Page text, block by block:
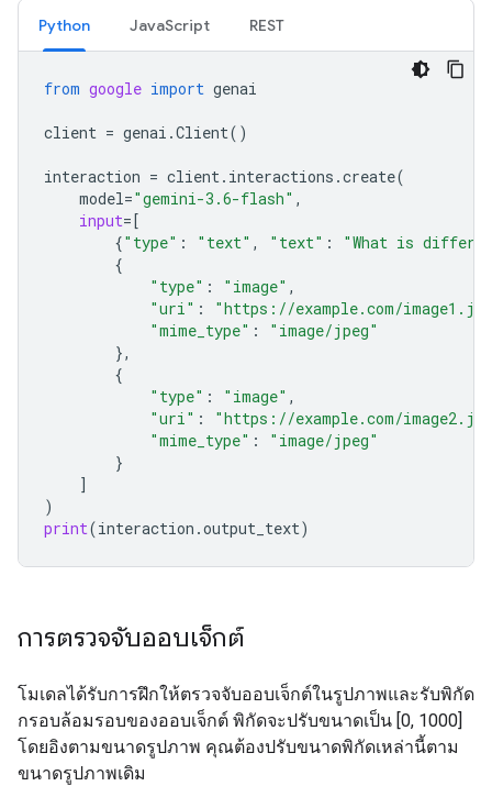
Python JavaScript REST
from google import genai
client = genai .Client()
interaction = client. interactions .create(
model="gemini-3.6-flash" ,
input=[
{"type" : "text" , "text" :
"What is
{
"type" : "image" ,
"uri" :
"https://example.com/
"mime_type" :
"image/jpeg"
},
{
"type" : "image" ,
"uri" :
"https://example.com/
"mime_type" :
"image/jpeg"
}
]
)
print(interaction .output_text)
การตรวจจับออบเจ็กต์
โมเดลได้รับการฝึกให้ตรวจจับออบเจ็กต์ในรูปภาพและรับพิกัด
กรอบล้อมรอบของออบเจ็กต์ พิกัดจะปรับขนาดเป็น [0, 1000]
โดยอิงตามขนาดรูปภาพ คุณต้องปรับขนาดพิกัดเหล่านี้ตาม
ขนาดรูปภาพเดิม